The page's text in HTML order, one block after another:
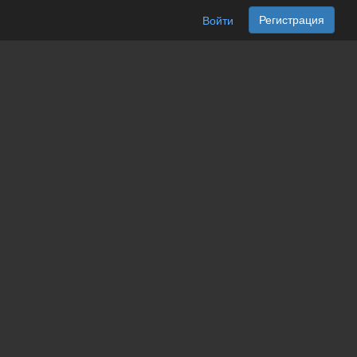
Войти Регистрация